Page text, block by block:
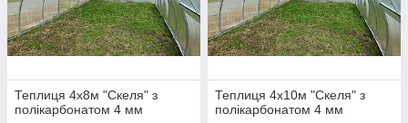
Теплиця 4х8м "Скеля" з
полікарбонатом 4 мм
Теплиця 4х10м "Скеля" з
полікарбонатом 4 мм